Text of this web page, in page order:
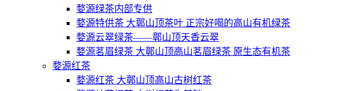
婺源绿茶内部专供
婺源特供茶 大鄣山顶茶叶 正宗好喝的高山有机绿茶
婺源云翠绿茶——鄣山顶天香云翠
婺源茗眉绿茶 大鄣山顶高山茗眉绿茶 原生态有机茶
婺源红茶
婺源红茶 大鄣山顶高山古树红茶